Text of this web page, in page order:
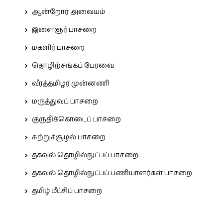
ஆன்றோர் அவையம்
இளைஞர் பாசறை
மகளிர் பாசறை
தொழிற்சங்கப் பேரவை
வீரத்தமிழர் முன்னணி
மருத்துவப் பாசறை
குருதிக்கொடைப் பாசறை
சுற்றுச்சூழல் பாசறை
தகவல் தொழில்நுட்பப் பாசறை.
தகவல் தொழில்நுட்பப் பணியாளர்கள் பாசறை
தமிழ் மீட்சிப் பாசறை